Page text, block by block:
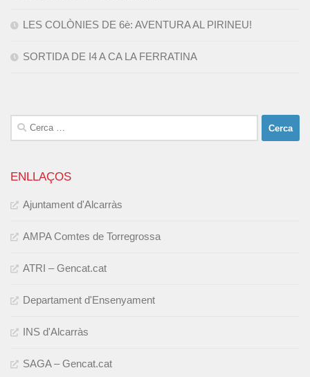
LES COLÒNIES DE 6è: AVENTURA AL PIRINEU!
SORTIDA DE I4 A CA LA FERRATINA
Cerca:
ENLLAÇOS
Ajuntament d'Alcarràs
AMPA Comtes de Torregrossa
ATRI – Gencat.cat
Departament d'Ensenyament
INS d'Alcarràs
SAGA – Gencat.cat